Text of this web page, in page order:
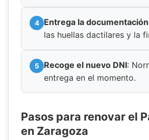
Entrega la documentación
las huellas dactilares y la
Recoge el nuevo DNI:
entrega en el momento.
Pasos para renovar el
en Zaragoza